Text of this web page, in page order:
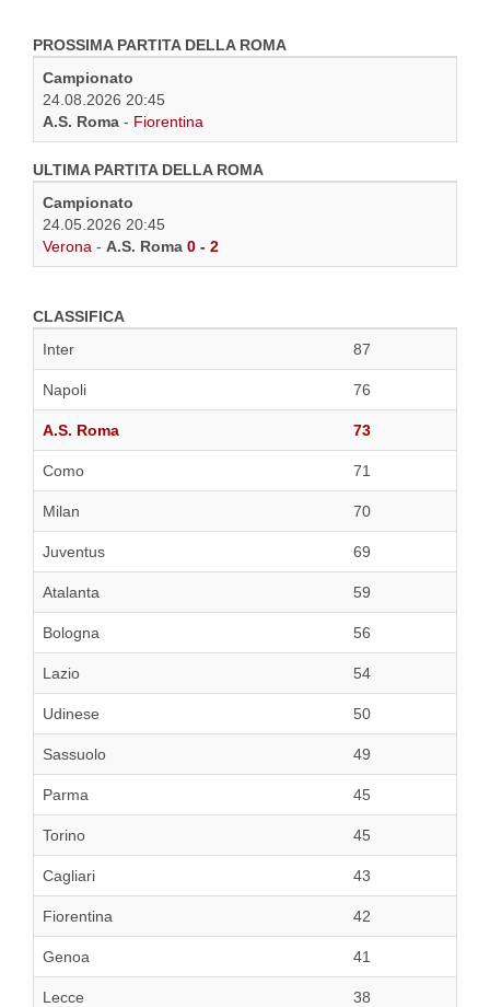
PROSSIMA PARTITA DELLA ROMA
Campionato
24.08.2026 20:45
A.S. Roma - Fiorentina
ULTIMA PARTITA DELLA ROMA
Campionato
24.05.2026 20:45
Verona - A.S. Roma 0 - 2
CLASSIFICA
Inter
87
Napoli 76
A.S. Roma 73
Como 71
Milan 70
Juventus 69
Atalanta 59
Bologna 56
Lazio 54
Udinese 50
Sassuolo 49
Parma 45
Torino 45
Cagliari 43
Fiorentina 42
Genoa 41
Lecce 38